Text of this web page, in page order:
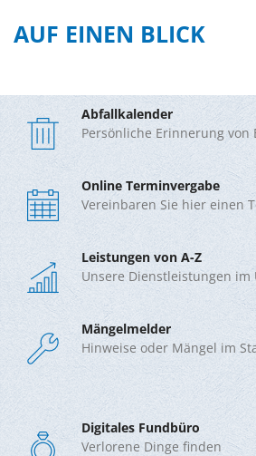
STARTSEITE
AUF EINEN BLICK
Abfallkalender
Persönliche Erinnerung von
Online Terminvergabe
Vereinbaren Sie hier einen
Leistungen von A-Z
Unsere Dienstleistungen im
Mängelmelder
Hinweise oder Mängel im
Digitales Fundbüro
Verlorene Dinge finden